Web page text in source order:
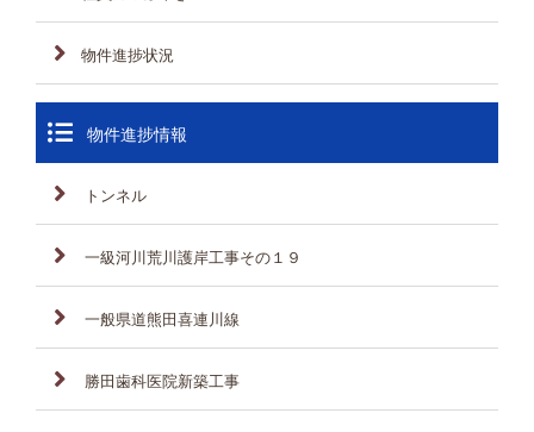
物件進捗状況
物件進捗情報
トンネル
一級河川荒川護岸工事その１９
一般県道熊田喜連川線
勝田歯科医院新築工事